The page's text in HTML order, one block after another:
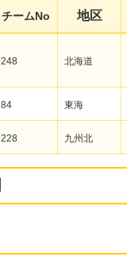
チームNo 地区
248 北海道
84 東海
228 九州北